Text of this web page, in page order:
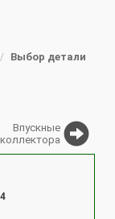
Выбор детали
Впускные
коллектора